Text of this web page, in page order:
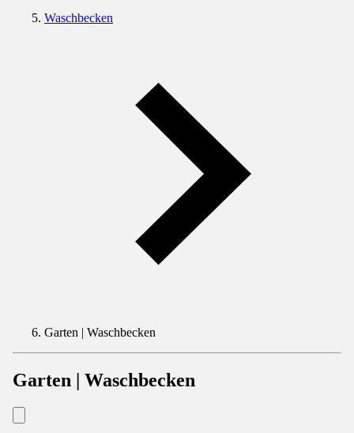
Waschbecken
Garten | Waschbecken
Garten | Waschbecken